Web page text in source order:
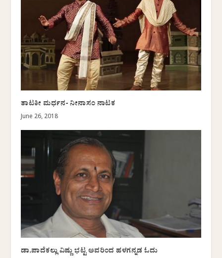
ತಾಟಕೀ ಮರ್ಧನ- ನೀನಾಸಂ ನಾಟಕ
June 26, 2018
ಡಾ.ಪಾದೆಕಲ್ಲು ವಿಷ್ಣು ಭಟ್ಟ ಅವರಿಂದ ಹಳಗನ್ನಡ ಓದು